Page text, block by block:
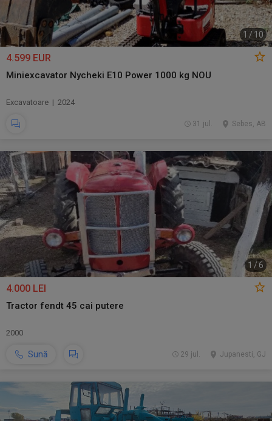
1 / 10
4.599 EUR
Miniexcavator Nycheki E10 Power 1000 kg NOU
Excavatoare | 2024
Sebes, AB
31 jul.
1 /6
4.000 LEI
Tractor fendt 45 cai putere
2000
Sună Jupanesti, GJ
29 jul.